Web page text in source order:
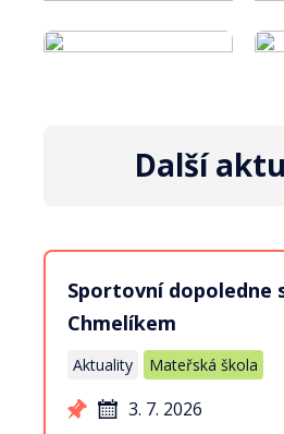
Další
Sportovní dopoledne
Chmelíkem
Aktuality Mateřská škola
3. 7. 2026